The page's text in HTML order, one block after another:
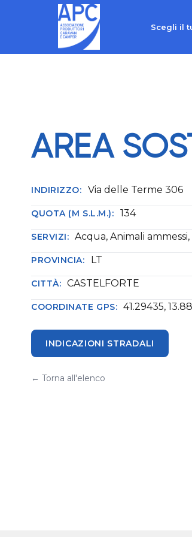
Scegli il
AREA
INDIRIZZO: Via delle Terme 306
QUOTA (M S.L.M.): 134
SERVIZI: Acqua, Animali
PROVINCIA: LT
CITTÀ: CASTELFORTE
COORDINATE GPS: 41.29435,
INDICAZIONI STRADALI
← Torna all'elenco